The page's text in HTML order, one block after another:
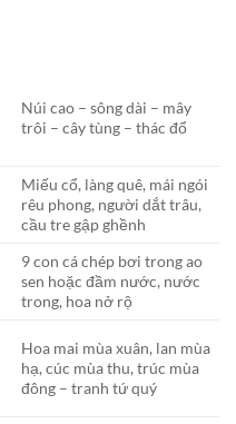
Núi cao – sông dài – mây
trôi – cây tùng – thác đổ
Miếu cổ, làng quê, mái ngói
rêu phong, người dắt trâu,
cầu tre gập ghềnh
9 con cá chép bơi trong ao
sen hoặc đầm nước, nước
trong, hoa nở rộ
Hoa mai mùa xuân, lan mùa
hạ, cúc mùa thu, trúc mùa
đông – tranh tứ quý